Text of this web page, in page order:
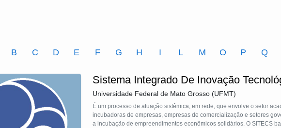
B C D E F G H I L M O P Q
Sistema Integrado De Inovação
Universidade Federal de Mato Grosso (UFMT)
É um processo de atuação sistêmica, em rede, que envolve o setor
incubadoras de empresas, empresas de comercialização e setores
a incubação de empreendimentos econômicos solidários. O SITECS